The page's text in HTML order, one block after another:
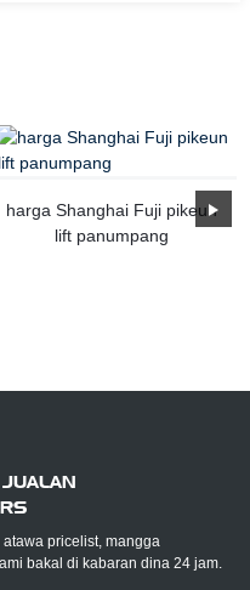
harga Shanghai Fuji pikeun
lift panumpang
pricelist, mangga
bakal di kabaran dina 24 jam.